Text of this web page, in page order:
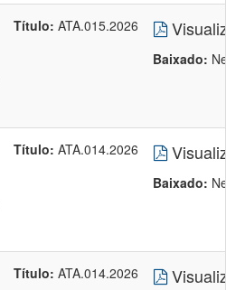
Título: ATA.015.2026
Baixado:
Título: ATA.014.2026
Baixado:
Título: ATA.014.2026